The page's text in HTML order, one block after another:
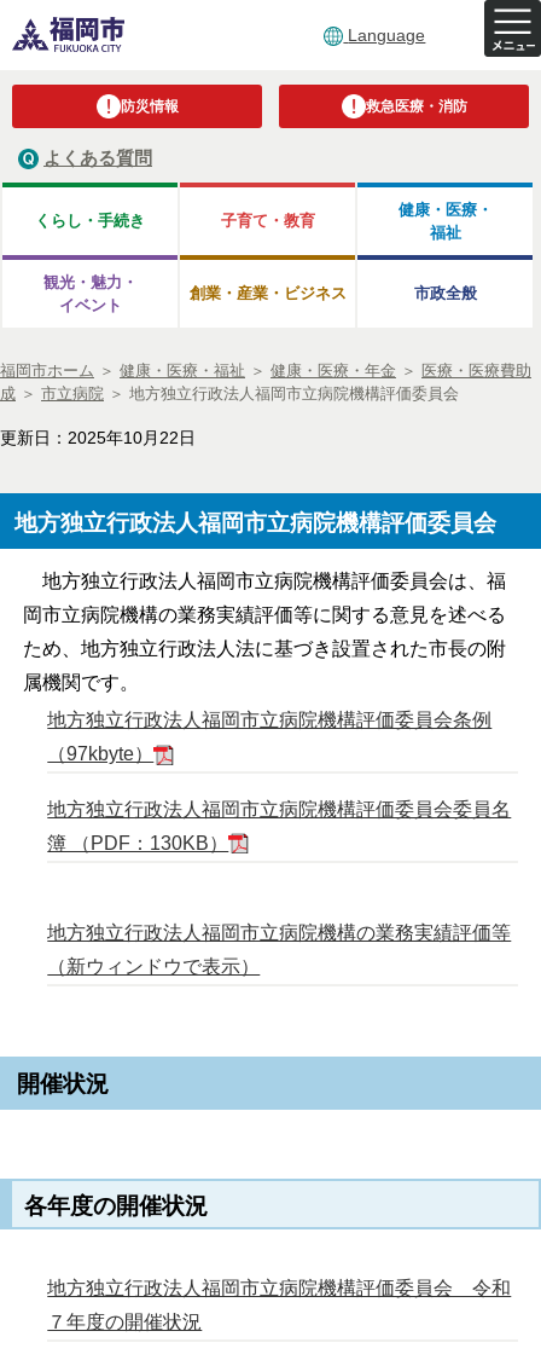
Language
防災情報 救急医療・消防
よくある質問
くらし・手続き 子育て・教育
健康・医療・
福祉
観光・魅力・
イベント
創業・産業・ビジネス 市政全般
福岡市ホーム ＞ 健康・医療・福祉 ＞ 健康・医療・年金 ＞ 医療・医療費助
成 ＞ 市立病院 ＞ 地方独立行政法人福岡市立病院機構評価委員会
更新日：2025年10月22日
地方独立行政法人福岡市立病院機構評価委員会
地方独立行政法人福岡市立病院機構評価委員会は、福
岡市立病院機構の業務実績評価等に関する意見を述べる
ため、地方独立行政法人法に基づき設置された市長の附
属機関です。
地方独立行政法人福岡市立病院機構評価委員会条例
（97kbyte）
地方独立行政法人福岡市立病院機構評価委員会委員名
簿 （PDF：130KB）
地方独立行政法人福岡市立病院機構の業務実績評価等
（新ウィンドウで表示）
開催状況
各年度の開催状況
地方独立行政法人福岡市立病院機構評価委員会 令和
７年度の開催状況